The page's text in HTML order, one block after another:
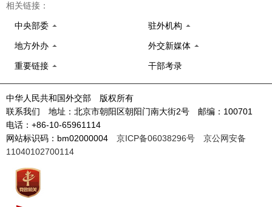
相关链接：
中央部委 驻外机构
地方外办 外交新媒体
重要链接 干部考录
中华人民共和国外交部 版权所有
联系我们 地址：北京市朝阳区朝阳门南大街2号 邮编：100701
电话：+86-10-65961114
网站标识码：bm02000004 京ICP备06038296号
京公网安备
11040102700114